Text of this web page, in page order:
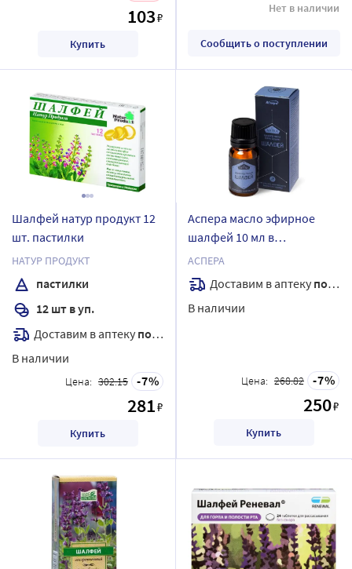
103₽
Купить
Нет в наличии
Сообщить о поступлении
Шалфей натур продукт 12
шт. пастилки
НАТУР ПРОДУКТ
пастилки
12 шт в уп.
Доставим в аптеку послезавтра
В наличии
Цена: 302.15 7
281₽
Купить
Аспера масло эфирное
шалфей 10 мл в
индивидуальной упаковке
АСПЕРА
Доставим в аптеку послезавтра
В наличии
Цена: 268.82 7
250₽
Купить